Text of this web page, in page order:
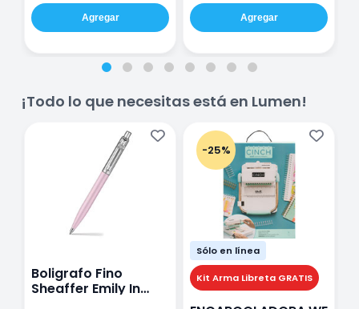
Agregar Agregar
¡Todo lo que necesitas está en Lumen!
Boligrafo Fino
Sheaffer Emily In
-25%
Sólo en línea
Kit Arma Libreta GRATIS